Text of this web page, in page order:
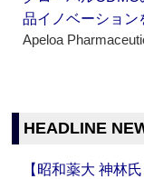
品イノベーション
Apeloa
HEADLINE
【昭和薬大 神林